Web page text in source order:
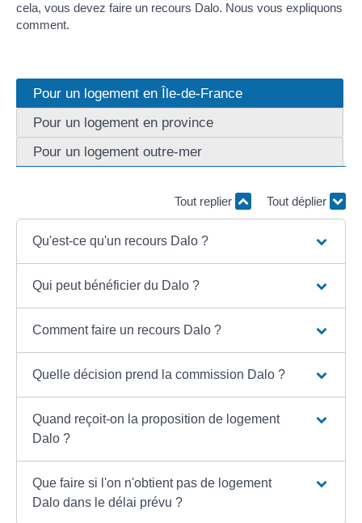
cela, vous devez faire un recours Dalo. Nous vous expliquons
comment.
Pour un logement en Île-de-France
Pour un logement en province
Pour un logement outre-mer
Tout replier Tout déplier
Qu'est-ce qu'un recours Dalo ?
Qui peut bénéficier du Dalo ?
Comment faire un recours Dalo ?
Quelle décision prend la commission Dalo ?
Quand reçoit-on la proposition de logement
Dalo ?
Que faire si l'on n'obtient pas de logement
Dalo dans le délai prévu ?